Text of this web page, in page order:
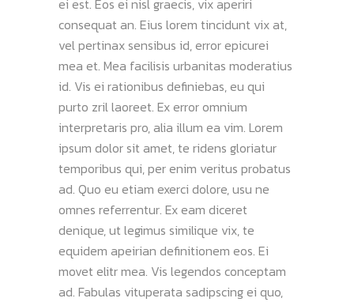
ei est. Eos ei nisl graecis, vix aperiri
consequat an. Eius lorem tincidunt vix at,
vel pertinax sensibus id, error epicurei
mea et. Mea facilisis urbanitas moderatius
id. Vis ei rationibus definiebas, eu qui
purto zril laoreet. Ex error omnium
interpretaris pro, alia illum ea vim. Lorem
ipsum dolor sit amet, te ridens gloriatur
temporibus qui, per enim veritus probatus
ad. Quo eu etiam exerci dolore, usu ne
omnes referrentur. Ex eam diceret
denique, ut legimus similique vix, te
equidem apeirian definitionem eos. Ei
movet elitr mea. Vis legendos conceptam
ad. Fabulas vituperata sadipscing ei quo,